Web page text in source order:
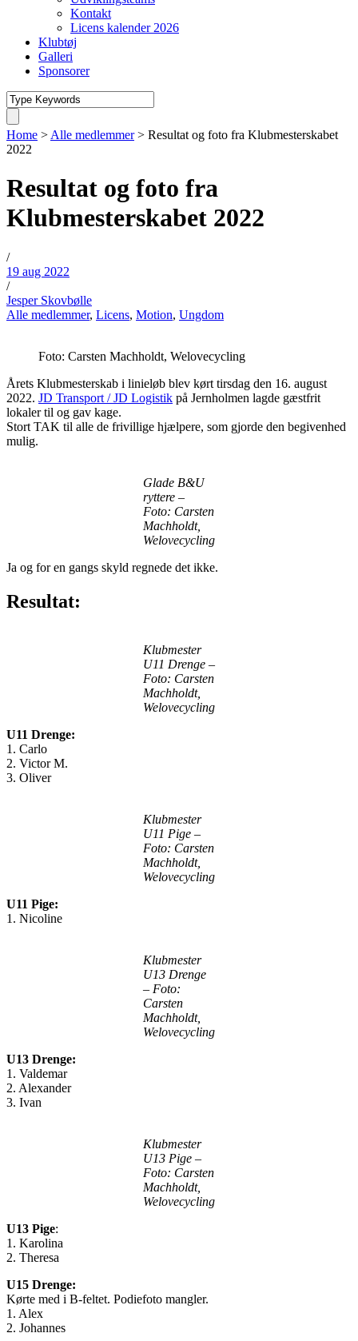
Kontakt
Licens kalender 2026
Klubtøj
Galleri
Sponsorer
Home > Alle medlemmer > Resultat og foto fra Klubmesterskabet
2022
Resultat og foto fra
Klubmesterskabet 2022
/
19 aug 2022
/
Jesper Skovbølle
Alle medlemmer, Licens, Motion, Ungdom
Foto: Carsten Machholdt, Welovecycling
Årets Klubmesterskab i linieløb blev kørt tirsdag den 16. august
2022. JD Transport / JD Logistik på Jernholmen lagde gæstfrit
lokaler til og gav kage.
Stort TAK til alle de frivillige hjælpere, som gjorde den begivenhed
mulig.
Glade B&U
ryttere –
Foto: Carsten
Machholdt,
Welovecycling
Ja og for en gangs skyld regnede det ikke.
Resultat:
Klubmester
U11 Drenge –
Foto: Carsten
Machholdt,
Welovecycling
U11 Drenge:
1. Carlo
2. Victor M.
3. Oliver
Klubmester
U11 Pige –
Foto: Carsten
Machholdt,
Welovecycling
U11 Pige:
1. Nicoline
Klubmester
U13 Drenge
– Foto:
Carsten
Machholdt,
Welovecycling
U13 Drenge:
1. Valdemar
2. Alexander
3. Ivan
Klubmester
U13 Pige –
Foto: Carsten
Machholdt,
Welovecycling
U13 Pige:
1. Karolina
2. Theresa
U15 Drenge:
Kørte med i B-feltet. Podiefoto mangler.
1. Alex
2. Johannes